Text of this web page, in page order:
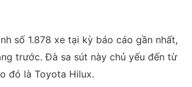
số 1.878 xe tại kỳ báo cáo gần nhất,
trước. Đà sa sút này chủ yếu đến từ
đó là Toyota Hilux.